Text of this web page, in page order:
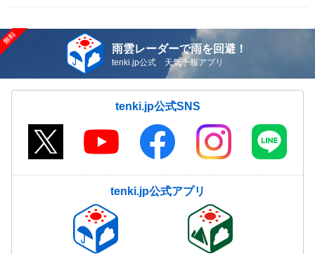
雨雲レーダーで雨を回避！
tenki.jp公式 天気予報アプリ
tenki.jp公式SNS
tenki.jp公式アプリ